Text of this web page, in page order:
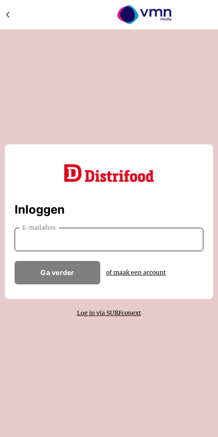
Inloggen
E-mailadres
Ga verder of maak een account
Log in via SURFconext